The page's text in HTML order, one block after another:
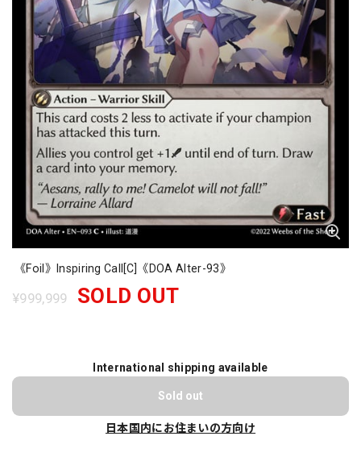
《Foil》Inspiring Call[C]《DOA Alter-93》
¥999,999 SOLD OUT
International shipping available
Sold out
日本国内にお住まいの方向け